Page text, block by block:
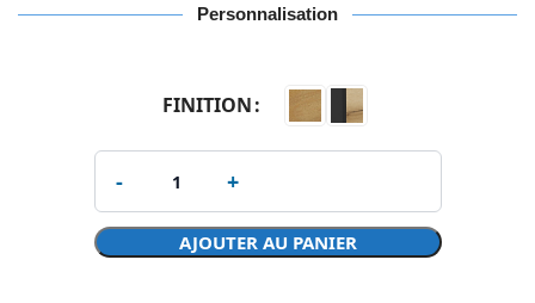
Personnalisation
FINITION
AJOUTER AU PANIER